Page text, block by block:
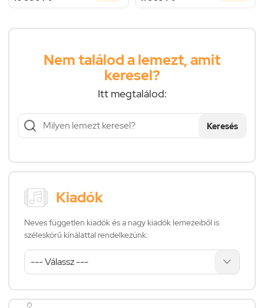
Nem találod a lemezt, amit
keresel?
Itt megtalálod:
Keresés
Kiadók
Neves független kiadók és a nagy kiadók lemezeiből is
széleskörű kínálattal rendelkezünk: